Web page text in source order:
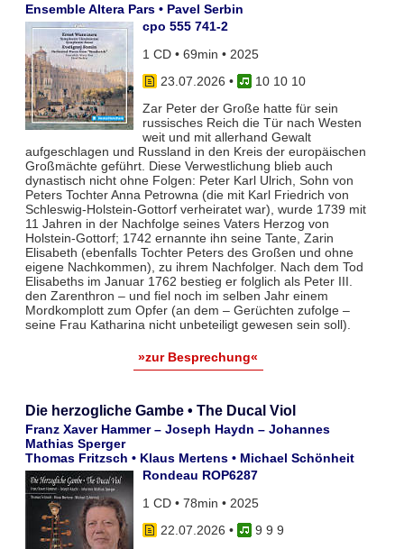
Ensemble Altera Pars • Pavel Serbin
cpo 555 741-2
1 CD • 69min • 2025
23.07.2026 •
10 10 10
Zar Peter der Große hatte für sein
russisches Reich die Tür nach Westen
weit und mit allerhand Gewalt
aufgeschlagen und Russland in den Kreis der europäischen
Großmächte geführt. Diese Verwestlichung blieb auch
dynastisch nicht ohne Folgen: Peter Karl Ulrich, Sohn von
Peters Tochter Anna Petrowna (die mit Karl Friedrich von
Schleswig-Holstein-Gottorf verheiratet war), wurde 1739 mit
11 Jahren in der Nachfolge seines Vaters Herzog von
Holstein-Gottorf; 1742 ernannte ihn seine Tante, Zarin
Elisabeth (ebenfalls Tochter Peters des Großen und ohne
eigene Nachkommen), zu ihrem Nachfolger. Nach dem Tod
Elisabeths im Januar 1762 bestieg er folglich als Peter III.
den Zarenthron – und fiel noch im selben Jahr einem
Mordkomplott zum Opfer (an dem – Gerüchten zufolge –
seine Frau Katharina nicht unbeteiligt gewesen sein soll).
»zur Besprechung«
Die herzogliche Gambe • The Ducal Viol
Franz Xaver Hammer – Joseph Haydn – Johannes
Mathias Sperger
Thomas Fritzsch • Klaus Mertens • Michael Schönheit
Rondeau ROP6287
1 CD • 78min • 2025
22.07.2026 •
9 9 9